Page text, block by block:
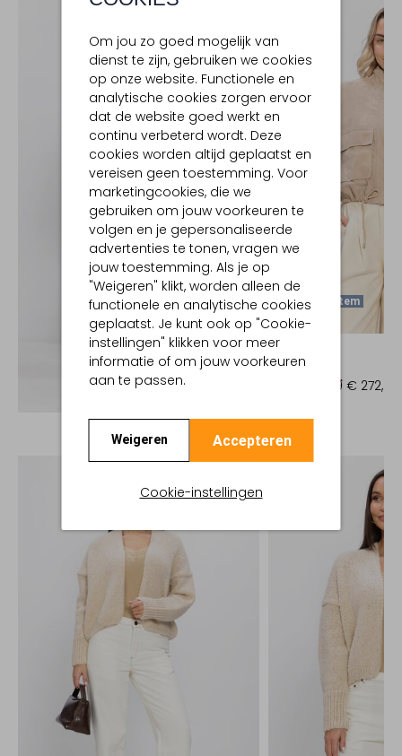
Om jou zo goed mogelijk van
dienst te zijn, gebruiken we cookies
op onze website. Functionele en
analytische cookies zorgen ervoor
dat de website goed werkt en
continu verbeterd wordt. Deze
cookies worden altijd geplaatst en
vereisen geen toestemming. Voor
marketingcookies, die we
gebruiken om jouw voorkeuren te
volgen en je gepersonaliseerde
advertenties te tonen, vragen we
jouw toestemming. Als je op
"Weigeren" klikt, worden alleen de
functionele en analytische cookies
geplaatst. Je kunt ook op "Cookie-
instellingen" klikken voor meer
informatie of om jouw voorkeuren
aan te passen.
Weigeren Accepteren
Cookie-instellingen
Ontdek de look
Laatste Item
-30%
Jack
€ 389,99 € 272,99